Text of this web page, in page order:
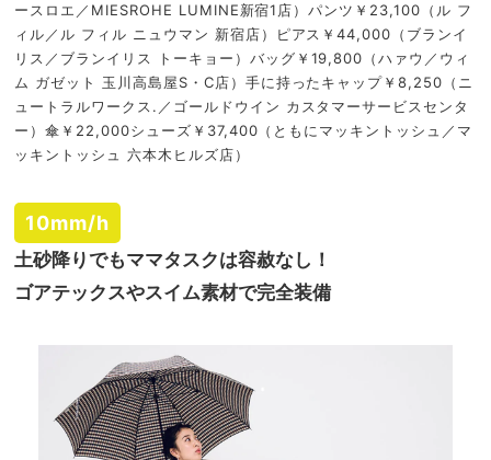
ースロエ／MIESROHE LUMINE新宿1店）パンツ￥23,100（ル フ
ィル／ル フィル ニュウマン 新宿店）ピアス￥44,000（ブランイ
リス／ブランイリス トーキョー）バッグ￥19,800（ハァウ／ウィ
ム ガゼット 玉川高島屋S・C店）手に持ったキャップ￥8,250（ニ
ュートラルワークス.／ゴールドウイン カスタマーサービスセンタ
ー）傘￥22,000シューズ￥37,400（ともにマッキントッシュ／マ
ッキントッシュ 六本木ヒルズ店）
10mm/h
土砂降りでもママタスクは容赦なし！
ゴアテックスやスイム素材で完全装備